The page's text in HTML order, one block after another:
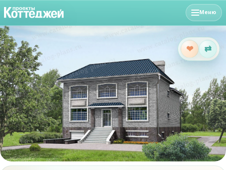
Меню
❤ ⇄